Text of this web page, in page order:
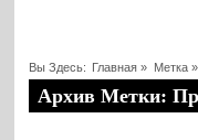
Вы Здесь: Главная » Метка »
Архив Метки: